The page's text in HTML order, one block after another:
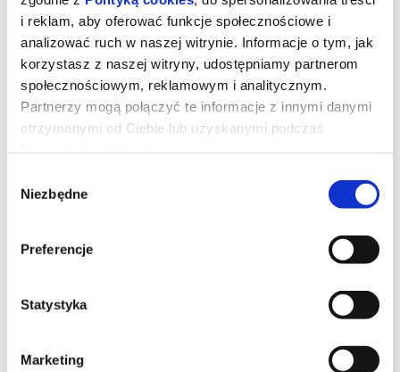
i reklam, aby oferować funkcje społecznościowe i
analizować ruch w naszej witrynie. Informacje o tym, jak
korzystasz z naszej witryny, udostępniamy partnerom
społecznościowym, reklamowym i analitycznym.
Partnerzy mogą połączyć te informacje z innymi danymi
otrzymanymi od Ciebie lub uzyskanymi podczas
zgody
Niezbędne
Preferencje
Statystyka
Marketing
WERDYKT 2D NAPISY
UWAGA!W zwiąku z rozbudową Kina "Łydynia" tymczasowa sala
Dwunastu przysięgłych, sprzeczne dowody i emocje, które mogą
zmienić wszystko. Każdy argument ma znaczenie, a ostateczna
decyzja należy do widza. Czy dziennikarz Ian Bailey rzeczywiście
Produkcja: Irlandia/Luksemburg
Wiek: od 15 lat